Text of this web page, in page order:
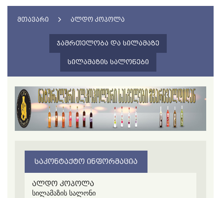
ᲛᲗᲐᲕᲐᲠᲘ ᲐᲚᲓᲝ ᲙᲝᲞᲝᲚᲐ
ᲯᲐᲛᲠᲗᲔᲚᲝᲑᲐ ᲓᲐ ᲡᲘᲚᲐᲛᲐᲖᲔ
ᲡᲘᲚᲐᲛᲐᲖᲘᲡ ᲡᲐᲚᲝᲜᲔᲑᲘ
ᲡᲐᲙᲝᲜᲢᲐᲥᲢᲝ ᲘᲜᲤᲝᲠᲛᲐᲪᲘᲐ
ალდო კოპოლა
სილამაზის სალონი